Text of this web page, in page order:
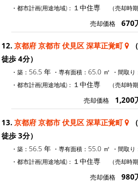
・都市計画(用途地域)： １中住専 （売却時
売却価格 670
12. 京都府 京都市 伏見区 深草正覚町 （
徒歩 4分）
・築： 56.5 年 ・専有面積： 65.0 ㎡ ・間取り
・都市計画(用途地域)： １中住専 （売却時
売却価格 1,200
13. 京都府 京都市 伏見区 深草正覚町 （
徒歩 3分）
・築： 56.5 年 ・専有面積： 55.0 ㎡ ・間取り
・都市計画(用途地域)： １中住専 （売却時
売却価格 980